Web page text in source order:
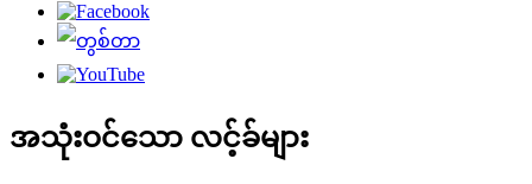
အသုံးဝင်သော လင့်ခ်များ